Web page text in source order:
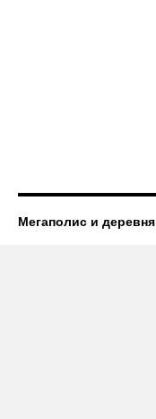
Мегаполис и деревня